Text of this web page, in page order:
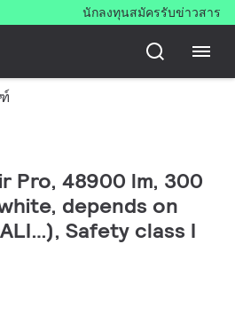
นักลงทุนสมัครรับข่าวสาร
Pro, 48900 lm, 300
depends on
Safety class I